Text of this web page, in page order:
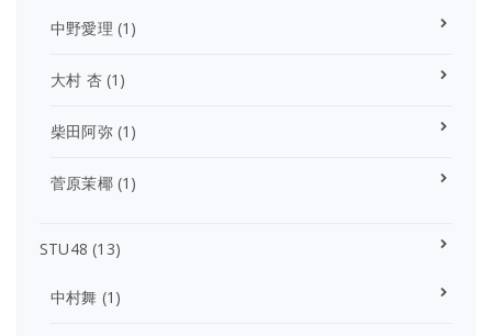
中野愛理 (1)
大村 杏(1)
柴田阿弥(1)
菅原茉椰(1)
STU48 (13)
中村舞 (1)